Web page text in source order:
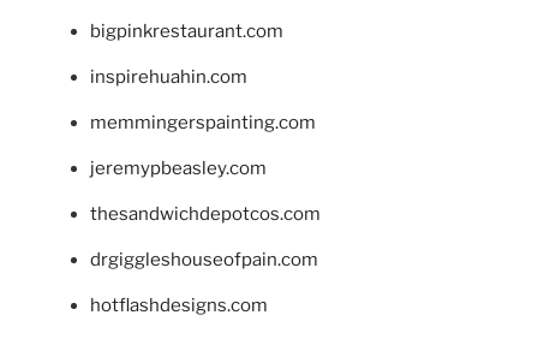
bigpinkrestaurant.com
inspirehuahin.com
memmingerspainting.com
jeremypbeasley.com
thesandwichdepotcos.com
drgiggleshouseofpain.com
hotflashdesigns.com